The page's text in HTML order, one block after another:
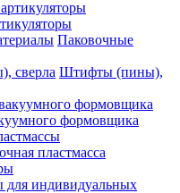
Паковочные
Штифты (пины),
формовщика
пластмасса
для индивидуальных